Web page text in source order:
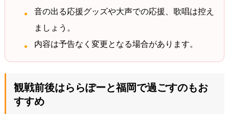
音の出る応援グッズや大声での応援、歌唱は控え
ましょう。
内容は予告なく変更となる場合があります。
観戦前後はららぽーと福岡で過ごすのもお
すすめ